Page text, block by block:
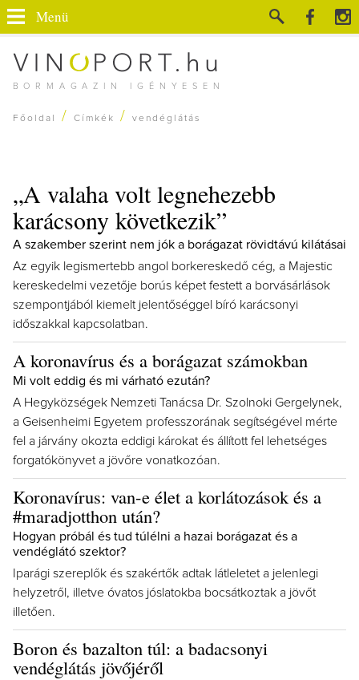
BORMAGAZIN IGÉNYESEN
Menü
Főoldal / Címkék / vendéglátás
„A valaha volt legnehezebb
karácsony következik”
A szakember szerint nem jók a borágazat rövidtávú kilátásai
Az egyik legismertebb angol borkereskedő cég, a Majestic
kereskedelmi vezetője borús képet festett a borvásárlások
szempontjából kiemelt jelentőséggel bíró karácsonyi
időszakkal kapcsolatban.
A koronavírus és a borágazat számokban
Mi volt eddig és mi várható ezután?
A Hegyközségek Nemzeti Tanácsa Dr. Szolnoki Gergelynek,
a Geisenheimi Egyetem professzorának segítségével mérte
fel a járvány okozta eddigi károkat és állított fel lehetséges
forgatókönyvet a jövőre vonatkozóan.
Koronavírus: van-e élet a korlátozások és a
#maradjotthon után?
Hogyan próbál és tud túlélni a hazai borágazat és a
vendéglátó szektor?
Iparági szereplők és szakértők adtak látleletet a jelenlegi
helyzetről, illetve óvatos jóslatokba bocsátkoztak a jövőt
illetően.
Boron és bazalton túl: a badacsonyi
vendéglátás jövőjéről